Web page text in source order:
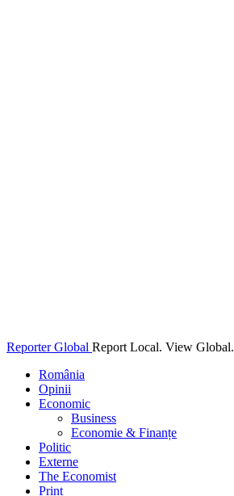
Reporter Global Report Local. View Global.
România
Opinii
Economic
Business
Economie & Finanțe
Politic
Externe
The Economist
Print